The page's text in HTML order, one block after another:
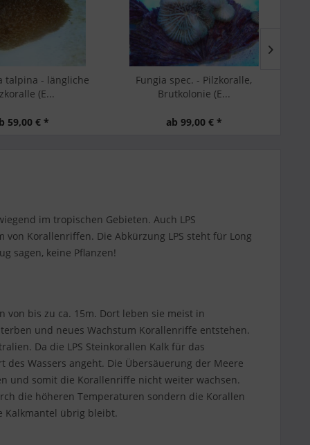
- Pilzkoralle,
(E...
99,00 € *
Lithophyllon undulatum -
Lithophyllon
ab 69,00 € *
im tropischen Gebieten. Auch LPS
Korallenriffen. Die Abkürzung LPS steht für Long
sagen, keine Pflanzen!
von bis zu ca. 15m. Dort leben sie meist in
und neues Wachstum Korallenriffe entstehen.
Da die LPS Steinkorallen Kalk für das
Wassers angeht. Die Übersäuerung der Meere
und somit die Korallenriffe nicht weiter wachsen.
die höheren Temperaturen sondern die Korallen
Kalkmantel übrig bleibt.